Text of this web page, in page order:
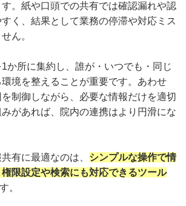
。紙や口頭での共有では確認漏れや認
く、結果として業務の停滞や対応ミス
ん。
か所に集約し、誰が・いつでも・同じ
境を整えることが重要です。あわせ
制御しながら、必要な情報だけを適切
があれば、院内の連携はより円滑にな
有に最適なのは、 シンプルな操作で情
限設定や検索にも対応できるツール
。